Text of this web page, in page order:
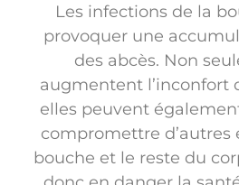
Les infections de la
provoquer une
des abcès. Non
augmentent l’inconfort
elles peuvent
compromettre d’autres
bouche et le reste du